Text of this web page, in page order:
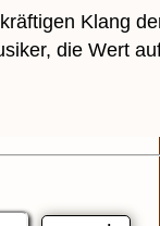
Klang
die Wert